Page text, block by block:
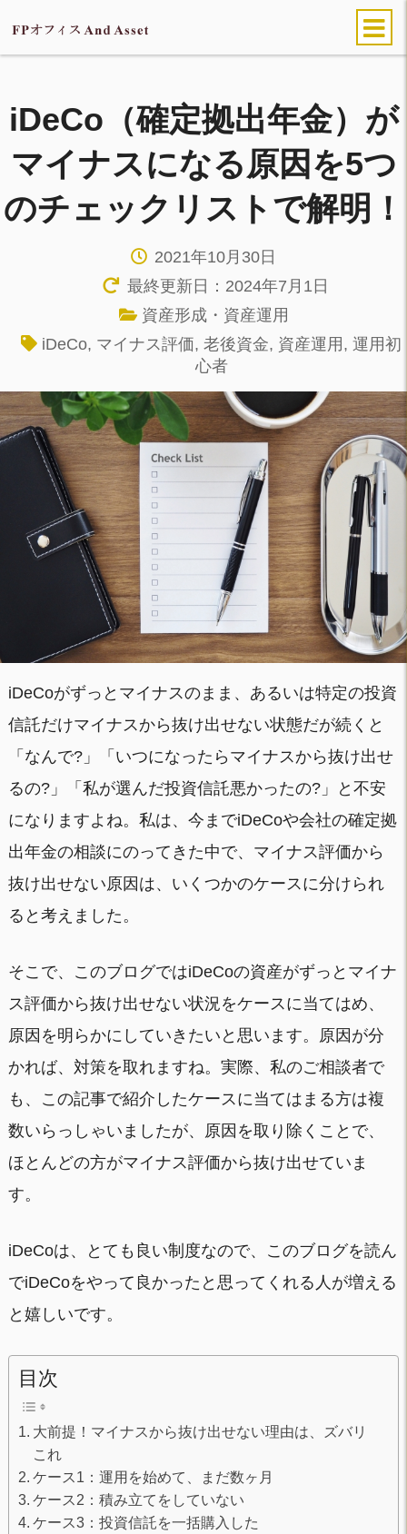
iDeCo（確定拠出年金）が
マイナスになる原因を5つ
のチェックリストで解明！
2021年10月30日
最終更新日：2024年7月1日
資産形成・資産運用
iDeCo, マイナス評価,老後資金, 資産運用 ,運用初
心者
iDeCoがずっとマイナスのまま、あるいは特定の投資
信託だけマイナスから抜け出せない状態だが続くと
「なんで?」「いつになったらマイナスから抜け出せ
るの?」「私が選んだ投資信託悪かったの?」と不安
になりますよね。私は、今までiDeCoや会社の確定拠
出年金の相談にのってきた中で、マイナス評価から
抜け出せない原因は、いくつかのケースに分けられ
ると考えました。
そこで、このブログではiDeCoの資産がずっとマイナ
ス評価から抜け出せない状況をケースに当てはめ、
原因を明らかにしていきたいと思います。原因が分
かれば、対策を取れますね。実際、私のご相談者で
も、この記事で紹介したケースに当てはまる方は複
数いらっしゃいましたが、原因を取り除くことで、
ほとんどの方がマイナス評価から抜け出せていま
す。
iDeCoは、とても良い制度なので、このブログを読ん
でiDeCoをやって良かったと思ってくれる人が増える
と嬉しいです。
目次
大前提！マイナスから抜け出せない理由は、ズバリ
これ
ケース1：運用を始めて、まだ数ヶ月
ケース2：積み立てをしていない
ケース3：投資信託を一括購入した